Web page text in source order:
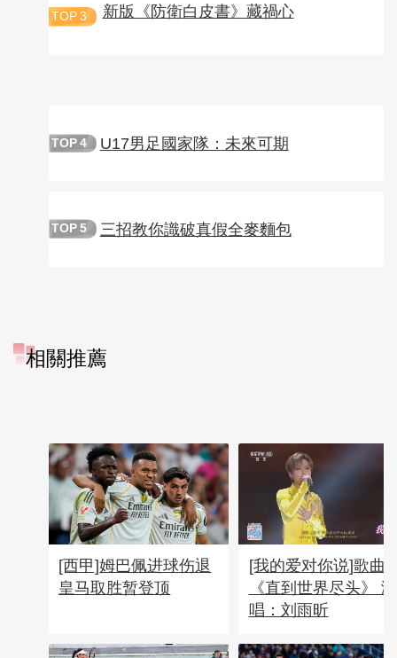
TOP 3 新版《防衛白皮書》藏禍心
TOP 4 U17男足國家隊：未來可期
TOP 5 三招教你識破真假全麥麵包
相關推薦
[西甲]姆巴佩进球伤退
皇马取胜暂登顶
[我的爱对你说]歌曲
《直到世界尽头》 演
唱：刘雨昕